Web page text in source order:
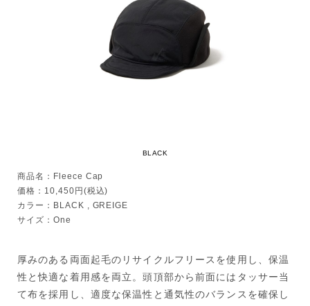
BLACK
商品名：Fleece Cap
価格：10,450円(税込)
カラー：BLACK , GREIGE
サイズ：One
厚みのある両面起毛のリサイクルフリースを使用し、保温
性と快適な着用感を両立。頭頂部から前面にはタッサー当
て布を採用し、適度な保温性と通気性のバランスを確保し